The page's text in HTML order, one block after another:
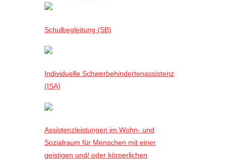
Schulbegleitung (SB)
Individuelle Schwerbehindertenassistenz
(ISA)
Assistenzleistungen im Wohn- und
Sozialraum für Menschen mit einer
geistigen und/ oder körperlichen